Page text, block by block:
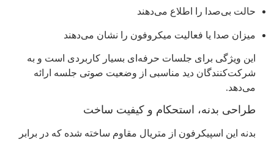
حالت بی‌صدا را اطلاع می‌دهند
میزان صدا یا فعالیت میکروفون را نشان می‌دهند
این ویژگی برای جلسات حرفه‌ای بسیار کاربردی است و به
شرکت‌کنندگان دید مناسبی از وضعیت صوتی جلسه ارائه
می‌دهد.
طراحی بدنه، استحکام و کیفیت ساخت
بدنه این اسپیکرفون از متریال مقاوم ساخته شده که در برابر